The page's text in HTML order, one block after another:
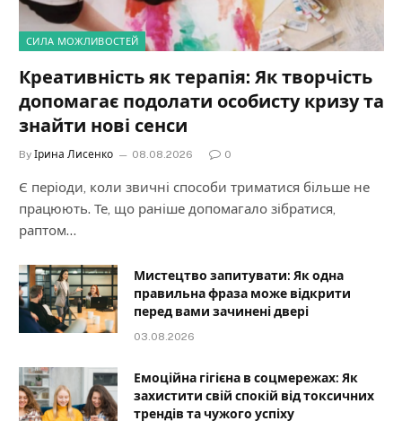
СИЛА МОЖЛИВОСТЕЙ
Креативність як терапія: Як творчість
допомагає подолати особисту кризу та
знайти нові сенси
By Ірина Лисенко 08.08.2026 0
Є періоди, коли звичні способи триматися більше не
працюють. Те, що раніше допомагало зібратися,
раптом…
Мистецтво запитувати: Як одна
правильна фраза може відкрити
перед вами зачинені двері
03.08.2026
Емоційна гігієна в соцмережах: Як
захистити свій спокій від токсичних
трендів та чужого успіху